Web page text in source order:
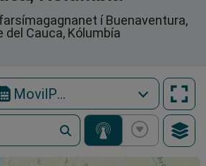
í Buenaventura,
del Cauca, Kólumbía
MovilPT / WOM